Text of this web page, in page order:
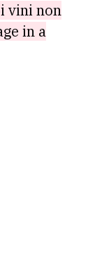
vini non
in a